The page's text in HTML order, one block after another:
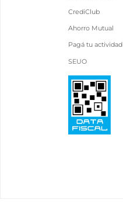
CrediClub
Ahorro Mutual
Pagá tu actividad
SEUO